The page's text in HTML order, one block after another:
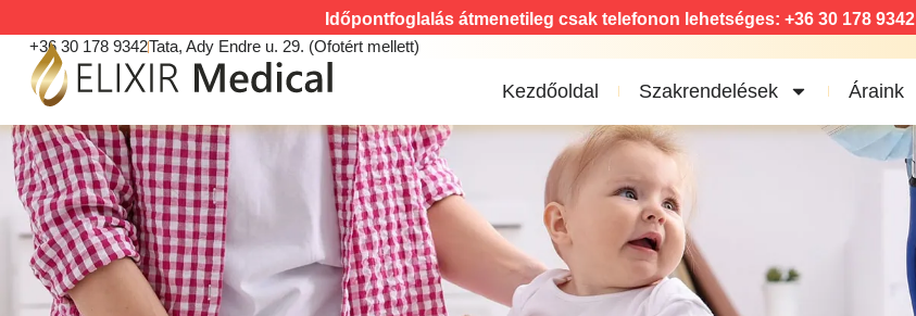
Időpontfoglalás átmenetileg csak telefonon lehetséges: +36 30 178 9342
+36 30 178 9342Tata, Ady Endre u. 29. (Ofotért mellett)
Kezdőoldal Szakrendelések Áraink